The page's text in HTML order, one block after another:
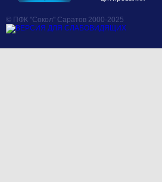
© ПФК "Сокол" Саратов 2000-2025